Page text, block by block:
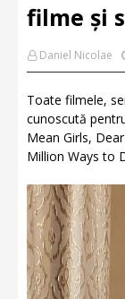
filme și
Daniel Nicolae
Toate filmele,
cunoscută
Mean Girls,
Million Ways to